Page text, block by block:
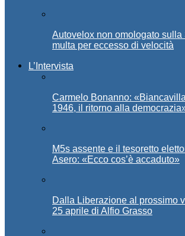
Autovelox non omologato
multa per eccesso di velocità
L’Intervista
Carmelo Bonanno:
1946, il ritorno alla
M5s assente e il tesoretto
Asero: «Ecco cos’è accaduto»
Dalla Liberazione al prossimo
25 aprile di Alfio Grasso